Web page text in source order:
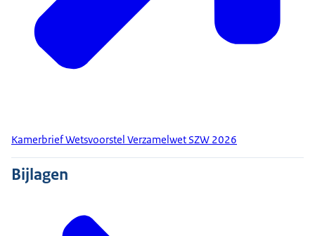
Kamerbrief Wetsvoorstel Verzamelwet SZW 2026
Bijlagen